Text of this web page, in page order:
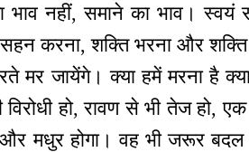
भाव नहीं, समाने का भाव।
करना, शक्ति भरना और शक्ति
मर जायेंगे। क्या हमें मरना है
हो, रावण से भी तेज हो, एक
मधुर होगा। वह भी जरूर बदल